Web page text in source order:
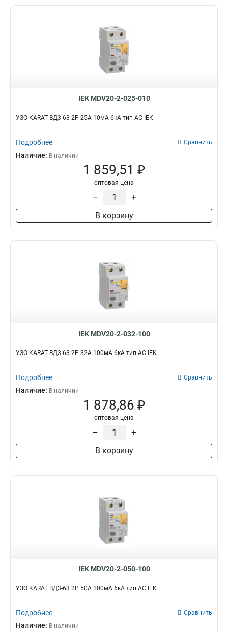
IEK MDV20-2-025-010
УЗО KARAT ВД3-63 2P 25А 10мА 6кА тип AC IEK
Подробнее Сравнить
Наличие: В наличии
1 859,51 ₽
оптовая цена
– +
В корзину
IEK MDV20-2-032-100
УЗО KARAT ВД3-63 2P 32А 100мА 6кА тип AC IEK
Подробнее Сравнить
Наличие: В наличии
1 878,86 ₽
оптовая цена
– +
В корзину
IEK MDV20-2-050-100
УЗО KARAT ВД3-63 2P 50А 100мА 6кА тип AC IEK
Подробнее Сравнить
Наличие: В наличии